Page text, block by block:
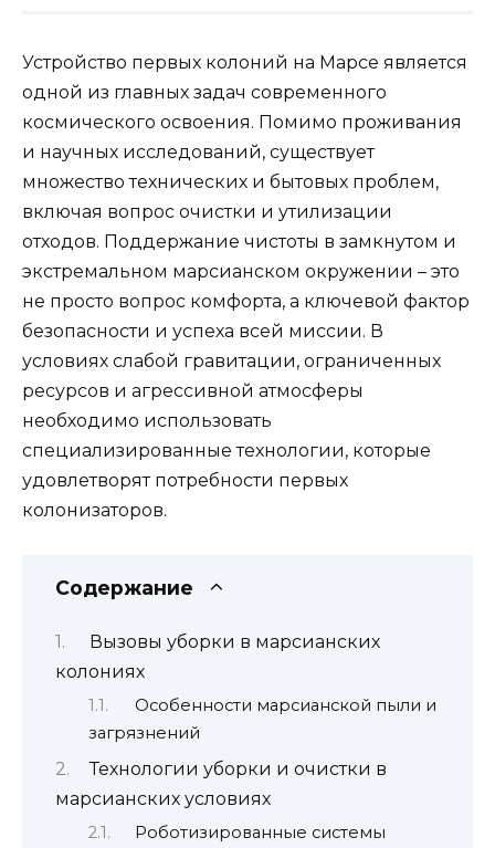
Устройство первых колоний на Марсе является
одной из главных задач современного
космического освоения. Помимо проживания
и научных исследований, существует
множество технических и бытовых проблем,
включая вопрос очистки и утилизации
отходов. Поддержание чистоты в замкнутом и
экстремальном марсианском окружении – это
не просто вопрос комфорта, а ключевой фактор
безопасности и успеха всей миссии. В
условиях слабой гравитации, ограниченных
ресурсов и агрессивной атмосферы
необходимо использовать
специализированные технологии, которые
удовлетворят потребности первых
колонизаторов.
Содержание
Вызовы уборки в марсианских
колониях
Особенности марсианской пыли и
загрязнений
Технологии уборки и очистки в
марсианских условиях
Роботизированные системы